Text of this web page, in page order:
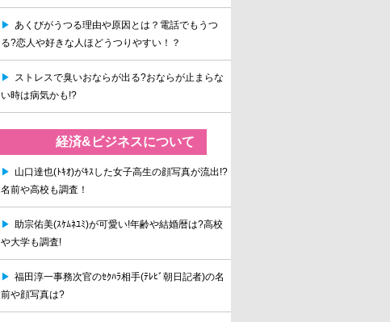
▶ あくびがうつる理由や原因とは？電話でもうつ
る?恋人や好きな人ほどうつりやすい！？
▶
ストレスで臭いおならが出る?おならが止まらな
い時は病気かも!?
経済&ビジネスについて
▶ 山口達也(ﾄｷｵ)がｷｽした女子高生の顔写真が流出!?
名前や高校も調査！
▶ 助宗佑美(ｽｹﾑﾈﾕﾐ)が可愛い!年齢や結婚暦は?高校
や大学も調査!
▶ 福田淳一事務次官のｾｸﾊﾗ相手(ﾃﾚﾋﾞ朝日記者)の名
前や顔写真は?